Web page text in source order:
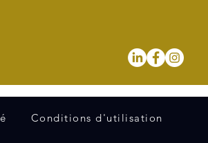
Conditions d'utilisation